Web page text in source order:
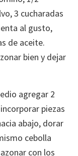
3 cucharadas
al gusto,
de aceite.
bien y dejar
agregar 2
piezas
abajo, dorar
cebolla
con los